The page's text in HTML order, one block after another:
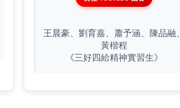
王晨豪、劉育嘉、蕭予涵、陳品融、
黃楷程
《三好四給精神實習生》